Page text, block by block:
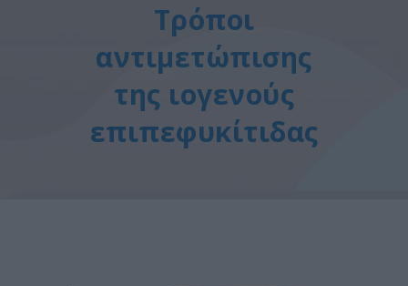
Τρόποι
αντιμετώπισης
της ιογενούς
επιπεφυκίτιδας